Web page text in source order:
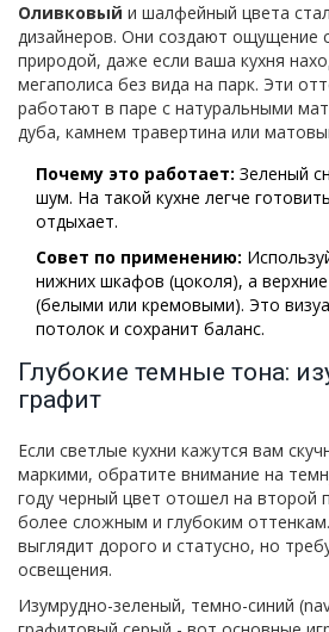
Оливковый и шалфейный цвета
дизайнеров. Они создают ощущение
природой, даже если ваша кухня
мегаполиса без вида на парк. Эти
работают в паре с натуральными
дуба, камнем травертина или
Почему это работает: Зеленый
шум. На такой кухне легче
отдыхает.
Совет по применению:
нижних шкафов (цоколя), а
(белыми или кремовыми). Это
потолок и сохранит баланс.
Глубокие темные тона:
графит
Если светлые кухни кажутся вам
маркими, обратите внимание на
году черный цвет отошел на второй
более сложным и глубоким
выглядит дорого и статусно, но
освещения.
Изумрудно-зеленый, темно-синий